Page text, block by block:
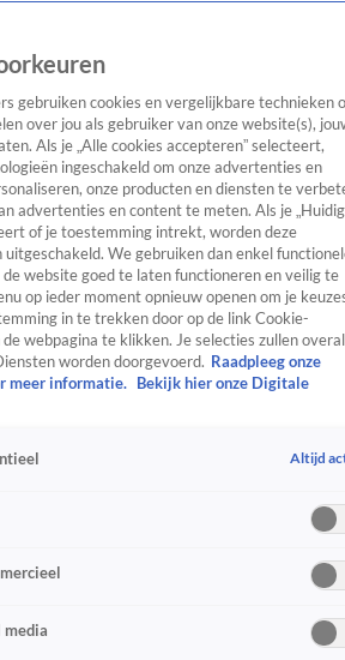
Entertainment TV Algemeen
Tip
SpraakmakendRealityCrimeVideo's
gebruiken cookies en vergelijkbare technieken
over jou als gebruiker van onze website(s),
Als je „Alle cookies accepteren” selecteert,
ingeschakeld om onze advertenties en
onze producten en diensten te
advertenties en content te meten. Als je
of je toestemming intrekt, worden deze
We gebruiken dan enkel
website goed te laten functioneren en veilig te
op ieder moment opnieuw openen om je
in te trekken door op de link Cookie-
webpagina te klikken. Je selecties zullen overal
worden doorgevoerd. Raadpleeg onze
meer informatie.
Bekijk hier onze Digitale
Altijd
media